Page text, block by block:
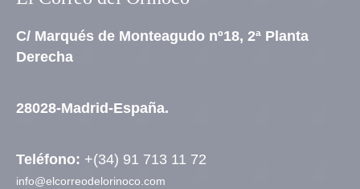
C/ Marqués de Monteagudo nº18, 2ª Planta
Derecha
28028-Madrid-España.
Teléfono: +(34) 91 713 11 72
info@elcorreodelorinoco.com